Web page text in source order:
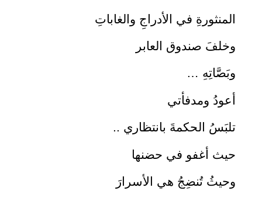
المنثورةِ في الأدراجِ والغاباتِ
وخلفَ صندوق العابر
وبَصَّاتِهِ …
أعودُ ومدفأتي
تلبَسُ الحكمةَ بانتظاري ..
حيث أغفو في حضنها
وحيثُ تُنضِجُ هي الأسرارَ